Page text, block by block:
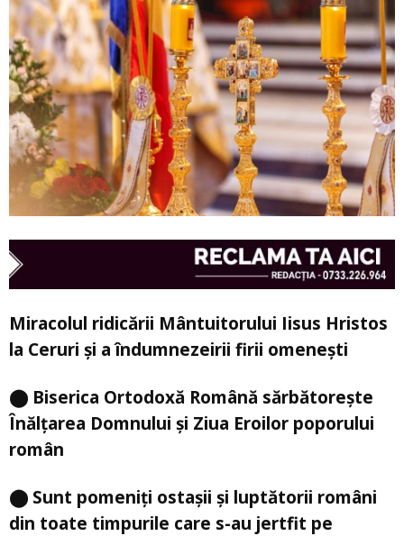
Miracolul ridicării Mântuitorului Iisus Hristos
la Ceruri şi a îndumnezeirii firii omeneşti
⬤ Biserica Ortodoxă Română sărbătorește
Înălțarea Domnului și Ziua Eroilor poporului
român
⬤ Sunt pomeniți ostașii și luptătorii români
din toate timpurile care s-au jertfit pe